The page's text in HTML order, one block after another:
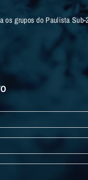
os grupos do Paulista Sub-